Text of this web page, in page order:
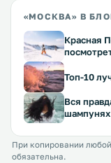
«МОСКВА» В
Красная
Топ-10
Вся
шампунях
При копировании
обязательна.